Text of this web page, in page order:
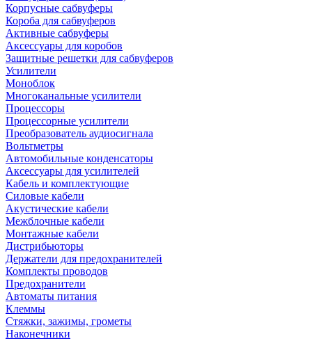
Корпусные сабвуферы
Короба для сабвуферов
Активные сабвуферы
Аксессуары для коробов
Защитные решетки для сабвуферов
Усилители
Моноблок
Многоканальные усилители
Процессоры
Процессорные усилители
Преобразователь аудиосигнала
Вольтметры
Автомобильные конденсаторы
Аксессуары для усилителей
Кабель и комплектующие
Силовые кабели
Акустические кабели
Межблочные кабели
Монтажные кабели
Дистрибьюторы
Держатели для предохранителей
Комплекты проводов
Предохранители
Автоматы питания
Клеммы
Стяжки, зажимы, грометы
Наконечники